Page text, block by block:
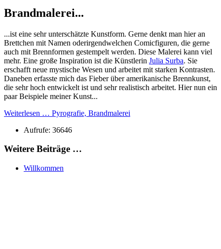
Brandmalerei...
...ist eine sehr unterschätzte Kunstform. Gerne denkt man hier an
Brettchen mit Namen oderirgendwelchen Comicfiguren, die gerne
auch mit Brennformen gestempelt werden. Diese Malerei kann viel
mehr. Eine große Inspiration ist die Künstlerin Julia Surba. Sie
erschafft neue mystische Wesen und arbeitet mit starken Kontrasten.
Daneben erfasste mich das Fieber über amerikanische Brennkunst,
die sehr hoch entwickelt ist und sehr realistisch arbeitet. Hier nun ein
paar Beispiele meiner Kunst...
Weiterlesen … Pyrografie, Brandmalerei
Aufrufe: 36646
Weitere Beiträge …
Willkommen